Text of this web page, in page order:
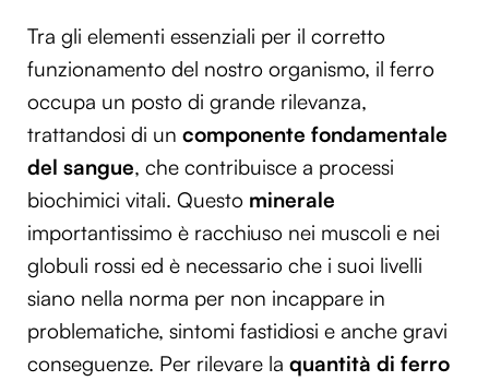
Tra gli elementi essenziali per il corretto
funzionamento del nostro organismo, il ferro
occupa un posto di grande rilevanza,
trattandosi di un componente fondamentale
del sangue, che contribuisce a processi
biochimici vitali. Questo minerale
importantissimo è racchiuso nei muscoli e nei
globuli rossi ed è necessario che i suoi livelli
siano nella norma per non incappare in
problematiche, sintomi fastidiosi e anche gravi
conseguenze. Per rilevare la quantità di ferro